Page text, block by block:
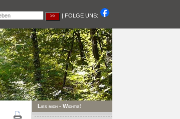
| FOLGE UNS:
Lies mich - Wichtig!